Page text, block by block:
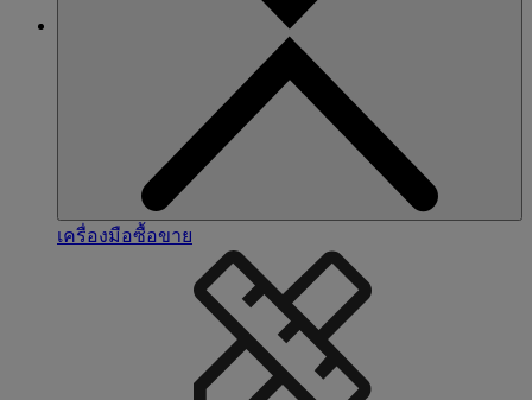
เครื่องมือซื้อขาย